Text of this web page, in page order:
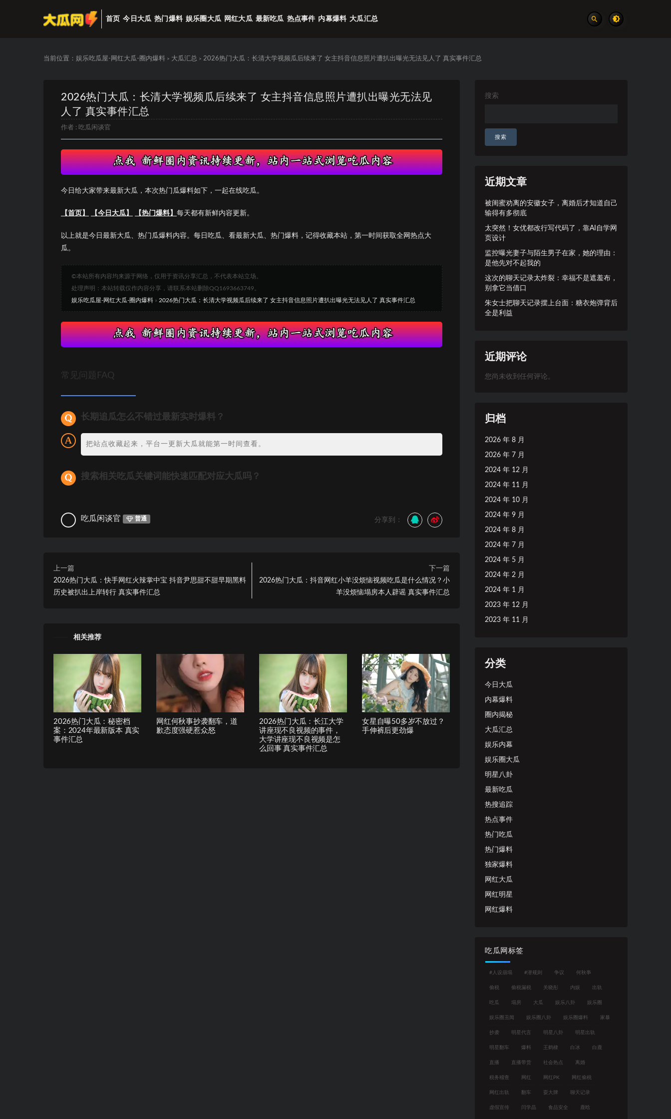
首页 今日大瓜 热门爆料 娱乐圈大瓜 网红大瓜 最新吃瓜 热点事件 内幕爆料 大瓜汇总
当前位置： 娱乐吃瓜屋-网红大瓜-圈内爆料 > 大瓜汇总 > 2026热门大瓜：长清大学视频瓜后续来了 女主抖音信息照片遭扒出曝光无法见人了 真实事件汇总
2026热门大瓜：长清大学视频瓜后续来了 女主抖音信息照片遭扒出曝光无法见
人了 真实事件汇总
作者 : 吃瓜闲谈官
今日给大家带来最新大瓜，本次热门瓜爆料如下，一起在线吃瓜。
【首页】 【今日大瓜】 【热门爆料】 每天都有新鲜内容更新。
以上就是今日最新大瓜、热门瓜爆料内容。每日吃瓜、看最新大瓜、热门爆料，记得收藏本站，第一时间获取全网热点大
瓜。
©本站所有内容均来源于网络，仅用于资讯分享汇总，不代表本站立场。
处理声明：本站转载仅作内容分享，请联系本站删除QQ1693663749。
娱乐吃瓜屋-网红大瓜-圈内爆料 » 2026热门大瓜：长清大学视频瓜后续来了 女主抖音信息照片遭扒出曝光无法见人了 真实事件汇总
常见问题FAQ
长期追瓜怎么不错过最新实时爆料？
把站点收藏起来，平台一更新大瓜就能第一时间查看。
搜索相关吃瓜关键词能快速匹配对应大瓜吗？
吃瓜闲谈官 普通 分享到：
上一篇
2026热门大瓜：快手网红火辣掌中宝 抖音尹思甜不甜早期黑料
历史被扒出上岸转行 真实事件汇总
下一篇
2026热门大瓜：抖音网红小羊没烦恼视频吃瓜是什么情况？小
羊没烦恼塌房本人辟谣 真实事件汇总
相关推荐
2026热门大瓜：秘密档
案：2024年最新版本 真实
事件汇总
网红何秋事抄袭翻车，道
歉态度强硬惹众怒
2026热门大瓜：长江大学
讲座现不良视频的事件，
大学讲座现不良视频是怎
么回事 真实事件汇总
女星自曝50多岁不放过？
手伸裤后更劲爆
搜索
搜索
近期文章
被闺蜜劝离的安徽女子，离婚后才知道自己
输得有多彻底
太突然！女优都改行写代码了，靠AI自学网
页设计
监控曝光妻子与陌生男子在家，她的理由：
是他先对不起我的
这次的聊天记录太炸裂：幸福不是遮羞布，
别拿它当借口
朱女士把聊天记录摆上台面：糖衣炮弹背后
全是利益
近期评论
您尚未收到任何评论。
归档
2026 年 8 月
2026 年 7 月
2024 年 12 月
2024 年 11 月
2024 年 10 月
2024 年 9 月
2024 年 8 月
2024 年 7 月
2024 年 5 月
2024 年 2 月
2024 年 1 月
2023 年 12 月
2023 年 11 月
分类
今日大瓜
内幕爆料
圈内揭秘
大瓜汇总
娱乐内幕
娱乐圈大瓜
明星八卦
最新吃瓜
热搜追踪
热点事件
热门吃瓜
热门爆料
独家爆料
网红大瓜
网红明星
网红爆料
吃瓜网标签
#人设崩塌 #潜规则 争议 何秋亊
偷税 偷税漏税 关晓彤 内娱 出轨
吃瓜 塌房 大瓜 娱乐八卦 娱乐圈
娱乐圈丑闻 娱乐圈八卦 娱乐圈爆料 家暴
抄袭 明星代言 明星八卦 明星出轨
明星翻车 爆料 王鹤棣 白冰 白鹿
直播 直播带货 社会热点 离婚
税务稽查 网红 网红PK 网红偷税
网红出轨 翻车 耍大牌 聊天记录
虚假宣传 闫学晶 食品安全 鹿晗